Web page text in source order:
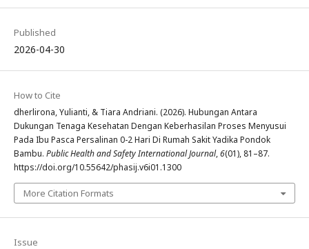
Published
2026-04-30
How to Cite
dherlirona, Yulianti, & Tiara Andriani. (2026). Hubungan Antara
Dukungan Tenaga Kesehatan Dengan Keberhasilan Proses Menyusui
Pada Ibu Pasca Persalinan 0-2 Hari Di Rumah Sakit Yadika Pondok
Bambu. Public Health and Safety International Journal,6(01), 81–87.
https://doi.org/10.55642/phasij.v6i01.1300
More Citation Formats
Issue